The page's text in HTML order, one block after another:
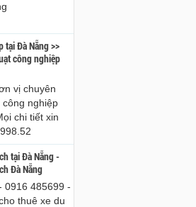
tại Đà Nẵng >>
công nghiệp
vị chuyên
nghiệp
chi tiết xin
tại Đà Nẵng -
Đà Nẵng
0916 485699 -
thuê xe du